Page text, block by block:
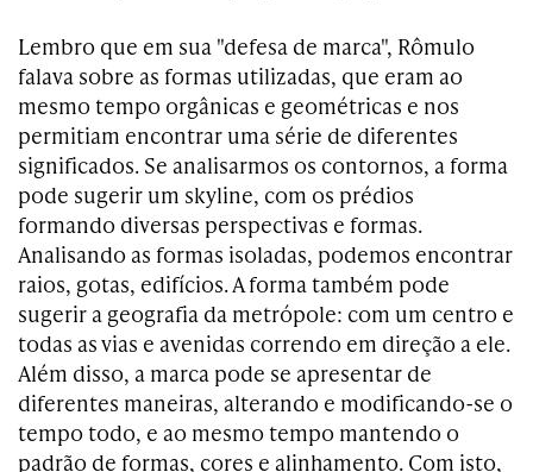
Lembro que em sua "defesa de marca", Rômulo
falava sobre as formas utilizadas, que eram ao
mesmo tempo orgânicas e geométricas e nos
permitiam encontrar uma série de diferentes
significados. Se analisarmos os contornos, a forma
pode sugerir um skyline, com os prédios
formando diversas perspectivas e formas.
Analisando as formas isoladas, podemos encontrar
raios, gotas, edifícios. A forma também pode
sugerir a geografia da metrópole: com um centro e
todas as vias e avenidas correndo em direção a ele.
Além disso, a marca pode se apresentar de
diferentes maneiras, alterando e modificando-se o
tempo todo, e ao mesmo tempo mantendo o
padrão de formas, cores e alinhamento. Com isto,